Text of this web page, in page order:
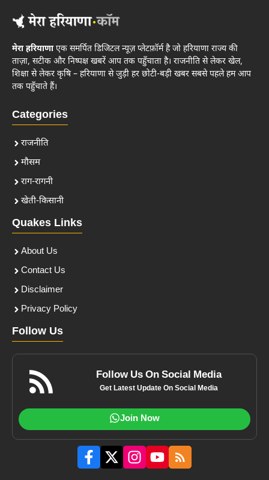
मेरा हरियाणाएक समर्पित डिजिटल न्यूज़ प्लेटफ़ॉर्म है जो हरियाणा राज्य की
ताज़ा, सटीक और निष्पक्ष खबरें आप तक पहुँचाता है। राजनीति से लेकर खेल,
शिक्षा से लेकर कृषि – हरियाणा से जुड़ी हर छोटी-बड़ी खबर सबसे पहले हम आप
तक पहुँचाते हैं।
Categories
राजनीति
मौसम
राग-रागनी
खेती-किसानी
Quakes Links
About Us
Contact Us
Disclaimer
Privacy Policy
Follow Us
Follow Us On Social Media
Get Latest Update On Social Media
Join Now